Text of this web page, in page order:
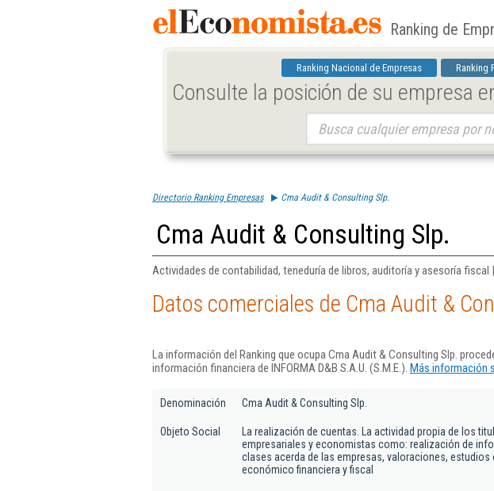
Ranking de
Ranking Nacional de Empresas Ranking
Consulte la posición de su empresa
Directorio Ranking Empresas Cma Audit & Consulting Slp.
Cma Audit & Consulting Slp.
Actividades de contabilidad, teneduría de libros, auditoría y asesoría fiscal
Datos comerciales de Cma Audit &
La información del Ranking que ocupa Cma Audit & Consulting Slp.
información financiera de INFORMA D&B S.A.U. (S.M.E.). Más información
Denominación Cma Audit & Consulting Slp.
Objeto Social
La realización de cuentas. La actividad propia de los
empresariales y economistas como: realización de
clases acerda de las empresas, valoraciones, estudios
económico financiera y fiscal